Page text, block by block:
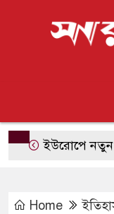
নতুন উত্তেজনার
Home